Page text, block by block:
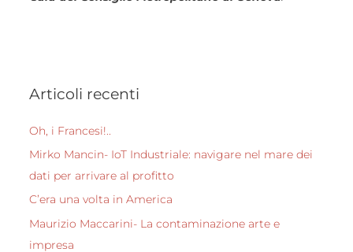
Articoli recenti
Oh, i Francesi!..
Mirko Mancin- IoT Industriale: navigare nel mare dei
dati per arrivare al profitto
C’era una volta in America
Maurizio Maccarini- La contaminazione arte e
impresa